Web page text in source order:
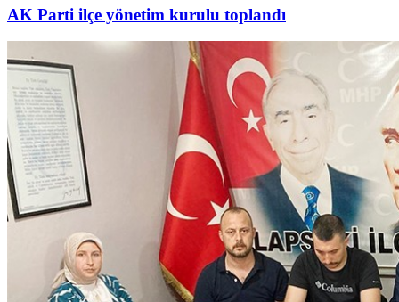
AK Parti ilçe yönetim kurulu toplandı